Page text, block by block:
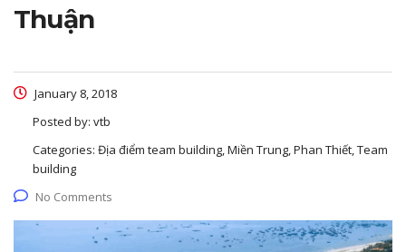
Thuận
January 8, 2018
Posted by: vtb
Categories: Địa điểm team building, Miền Trung, Phan Thiết, Team
building
No Comments